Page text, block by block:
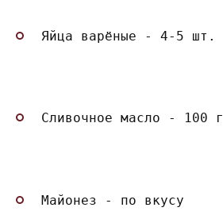
Яйца варёные - 4-5 шт.
Сливочное масло - 100 г
Майонез - по вкусу